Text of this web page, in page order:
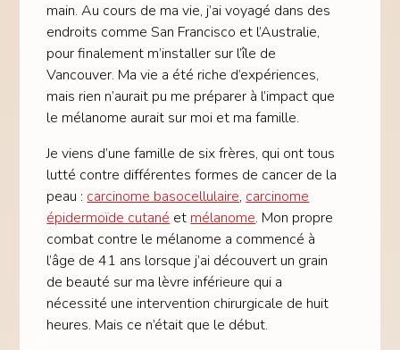
main. Au cours de ma vie, j’ai voyagé dans des
endroits comme San Francisco et l’Australie,
pour finalement m’installer sur l’île de
Vancouver. Ma vie a été riche d’expériences,
mais rien n’aurait pu me préparer à l’impact que
le mélanome aurait sur moi et ma famille.
Je viens d’une famille de six frères, qui ont tous
lutté contre différentes formes de cancer de la
peau :carcinome basocellulaire,carcinome
épidermoïde cutanéetmélanome. Mon propre
combat contre le mélanome a commencé à
l’âge de 41 ans lorsque j’ai découvert un grain
de beauté sur ma lèvre inférieure qui a
nécessité une intervention chirurgicale de huit
heures. Mais ce n’était que le début.